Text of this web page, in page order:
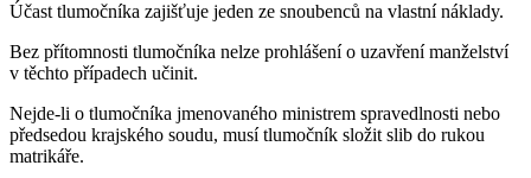
Účast tlumočníka zajišťuje jeden ze snoubenců na vlastní náklady.
Bez přítomnosti tlumočníka nelze prohlášení o uzavření manželství
v těchto případech učinit.
Nejde-li o tlumočníka jmenovaného ministrem spravedlnosti nebo
předsedou krajského soudu, musí tlumočník složit slib do rukou
matrikáře.